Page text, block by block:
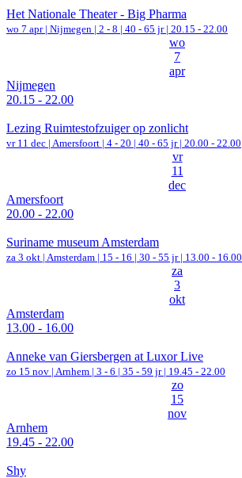
Het Nationale Theater - Big Pharma
wo 7 apr | Nijmegen | 2 - 8 | 40 - 65 jr | 20.15 - 22.00
wo
7
apr
Nijmegen
20.15 - 22.00
Lezing Ruimtestofzuiger op zonlicht
vr 11 dec | Amersfoort | 4 - 20 | 40 - 65 jr | 20.00 - 22.00
vr
11
dec
Amersfoort
20.00 - 22.00
Suriname museum Amsterdam
za 3 okt | Amsterdam | 15 - 16 | 30 - 55 jr | 13.00 - 16.00
za
3
okt
Amsterdam
13.00 - 16.00
Anneke van Giersbergen at Luxor Live
zo 15 nov | Arnhem | 3 - 6 | 35 - 59 jr | 19.45 - 22.00
zo
15
nov
Arnhem
19.45 - 22.00
Shy